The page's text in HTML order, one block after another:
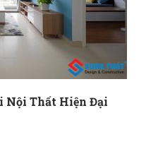
Nội Thất Hiện Đại